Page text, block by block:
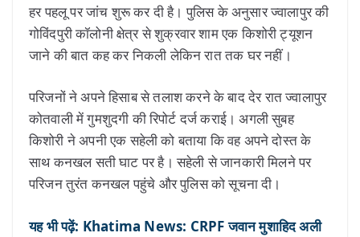
हर पहलू पर जांच शुरू कर दी है। पुलिस के अनुसार ज्वालापुर की
गोविंदपुरी कॉलोनी क्षेत्र से शुक्रवार शाम एक किशोरी ट्यूशन
जाने की बात कह कर निकली लेकिन रात तक घर नहीं।
परिजनों ने अपने हिसाब से तलाश करने के बाद देर रात ज्वालापुर
कोतवाली में गुमशुदगी की रिपोर्ट दर्ज कराई। अगली सुबह
किशोरी ने अपनी एक सहेली को बताया कि वह अपने दोस्त के
साथ कनखल सती घाट पर है। सहेली से जानकारी मिलने पर
परिजन तुरंत कनखल पहुंचे और पुलिस को सूचना दी।
यह भी पढ़ें: Khatima News: CRPF जवान मुशाहिद अली